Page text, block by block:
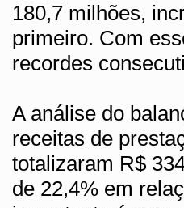
180,7 milhões,
primeiro. Com
recordes
A análise do
receitas de
totalizaram R$
de 22,4% em